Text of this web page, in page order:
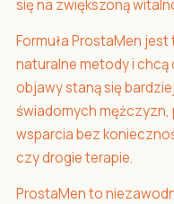
się na zwiększoną
Formuła ProstaMen
naturalne metody i chcą
objawy staną się
świadomych
wsparcia bez
czy drogie terapie.
ProstaMen to